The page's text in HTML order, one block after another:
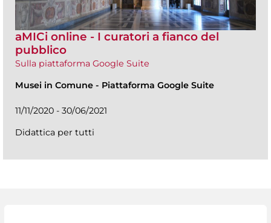
aMICi online - I curatori a fianco del
pubblico
Sulla piattaforma Google Suite
Musei in Comune - Piattaforma Google Suite
11/11/2020 - 30/06/2021
Didattica per tutti